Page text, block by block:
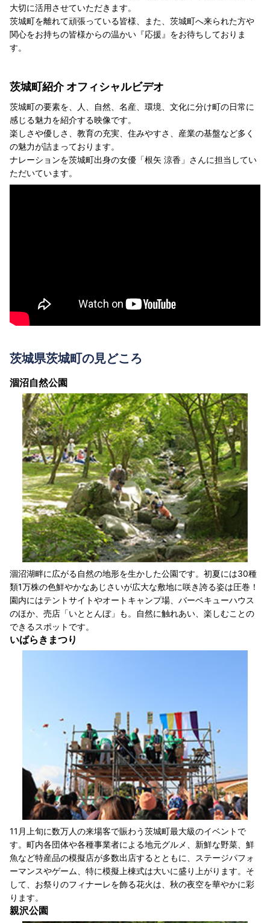
大切に活用させていただきます。
茨城町を離れて頑張っている皆様、また、茨城町へ来られた方や
関心をお持ちの皆様からの温かい『応援』をお待ちしておりま
す。
茨城町紹介 オフィシャルビデオ
茨城町の要素を、人、自然、名産、環境、文化に分け町の日常に
感じる魅力を紹介する映像です。
楽しさや優しさ、教育の充実、住みやすさ、産業の基盤など多く
の魅力が詰まっております。
ナレーションを茨城町出身の女優「根矢 涼香」さんに担当してい
ただいています。
茨城県茨城町の見どころ
涸沼自然公園
涸沼湖畔に広がる自然の地形を生かした公園です。初夏には30種
類1万株の色鮮やかなあじさいが広大な敷地に咲き誇る姿は圧巻！
園内にはテントサイトやオートキャンプ場、バーベキューハウス
のほか、売店「いととんぼ」も。自然に触れあい、楽しむことの
できるスポットです。
いばらきまつり
11月上旬に数万人の来場客で賑わう茨城町最大級のイベントで
す。町内各団体や各種事業者による地元グルメ、新鮮な野菜、鮮
魚など特産品の模擬店が多数出店するとともに、ステージパフォ
ーマンスやゲーム、特に模擬上棟式は大いに盛り上がります。そ
して、お祭りのフィナーレを飾る花火は、秋の夜空を華やかに彩
ります。
親沢公園